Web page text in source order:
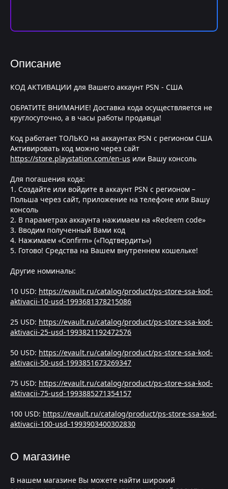
Описание
КОД АКТИВАЦИИ для Вашего аккаунт PSN - США
ОБРАТИТЕ ВНИМАНИЕ! Доставка кода осуществляется не
круглосуточно, а в часы работы продавца!
Код работает ТОЛЬКО на аккаунтах PSN с регионом США
Активировать код можно через сайт
https://store.playstation.com/en-us или Вашу консоль
Для погашения кода:
1. Создайте или войдите в аккаунт PSN с регионом –
Польша через сайт, приложение на телефоне или Вашу
консоль
2. В параметрах аккаунта нажимаем на «Redeem code»
3. Вводим полученный Вами код
4. Нажимаем «Confirm» («Подтвердить»)
5. Готово! Средства на Вашем внутреннем кошельке!
Другие номиналы:
10 USD: https://evault.ru/catalog/product/ps-store-ssa-kod-
aktivacii-10-usd-1993681378215086
25 USD: https://evault.ru/catalog/product/ps-store-ssa-kod-
aktivacii-25-usd-1993821192472576
50 USD: https://evault.ru/catalog/product/ps-store-ssa-kod-
aktivacii-50-usd-1993851673269347
75 USD: https://evault.ru/catalog/product/ps-store-ssa-kod-
aktivacii-75-usd-1993885271354157
100 USD: https://evault.ru/catalog/product/ps-store-ssa-kod-
aktivacii-100-usd-1993903400302830
О магазине
В нашем магазине Вы можете найти широкий